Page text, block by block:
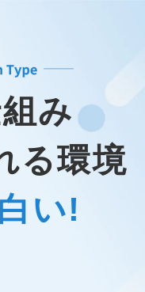
み
る環境
い!